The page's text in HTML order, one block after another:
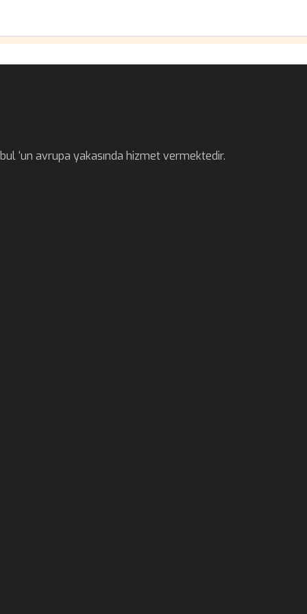
‘un avrupa yakasında hizmet vermektedir.